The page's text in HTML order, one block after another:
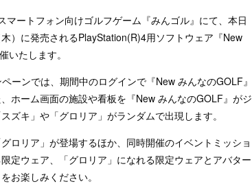
ートフォン向けゴルフゲーム『みんゴル』にて、本日
）に発売されるPlayStation(R)4用ソフトウェア『New
いたします。
ーンでは、期間中のログインで『New みんなのGOLF』
ホーム画面の施設や看板を『New みんなのGOLF』がジ
ズキ」や「グロリア」がランダムで出現します。
ロリア」が登場するほか、同時開催のイベントミッショ
定ウェア、「グロリア」になれる限定ウェアとアバター
お楽しみください。